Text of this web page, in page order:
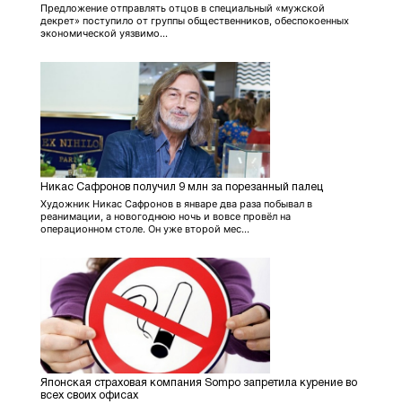
Предложение отправлять отцов в специальный «мужской
декрет» поступило от группы общественников, обеспокоенных
экономической уязвимо...
Никас Сафронов получил 9 млн за порезанный палец
Художник Никас Сафронов в январе два раза побывал в
реанимации, а новогоднюю ночь и вовсе провёл на
операционном столе. Он уже второй мес...
Японская страховая компания Sompo запретила курение во
всех своих офисах